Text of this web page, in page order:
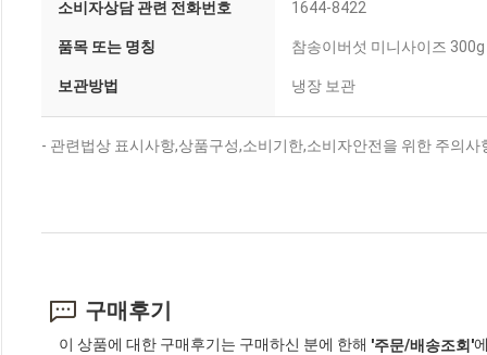
소비자상담 관련 전화번호 1644-8422
품목 또는 명칭 참송이버섯 미니사이즈 300g
보관방법 냉장 보관
- 관련법상 표시사항,상품구성,소비기한,소비자안전을 위한 주의
구매후기
이 상품에 대한 구매후기는 구매하신 분에 한해 '주문/배송조회'